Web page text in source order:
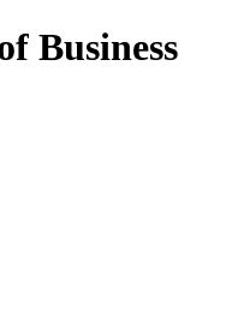
Business